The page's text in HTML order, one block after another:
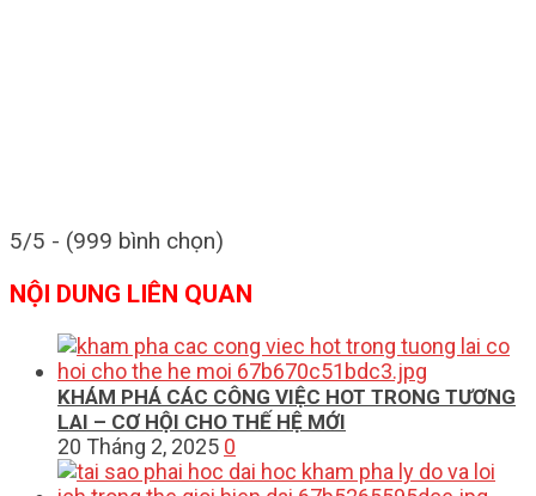
5/5 - (999 bình chọn)
NỘI DUNG LIÊN QUAN
KHÁM PHÁ CÁC CÔNG VIỆC HOT TRONG TƯƠNG
LAI – CƠ HỘI CHO THẾ HỆ MỚI
20 Tháng 2, 2025 0